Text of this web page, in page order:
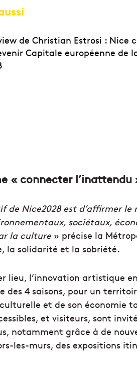
de Christian Estrosi : Nice
Capitale européenne de
« connecter l’inattendu
de Nice2028 est d’affirmer
sociétaux,
la culture» précise la
la solidarité et la sobriété.
lieu, l’innovation artistique
des 4 saisons, pour un
et de son économie
et visiteurs, sont
notamment grâce à de
les-murs, des expositions